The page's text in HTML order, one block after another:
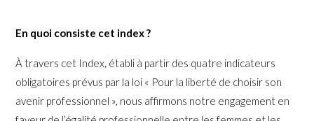
En quoi consiste cet index ?
À travers cet Index, établi à partir des quatre indicateurs
obligatoires prévus par la loi « Pour la liberté de choisir son
avenir professionnel », nous affirmons notre engagement en